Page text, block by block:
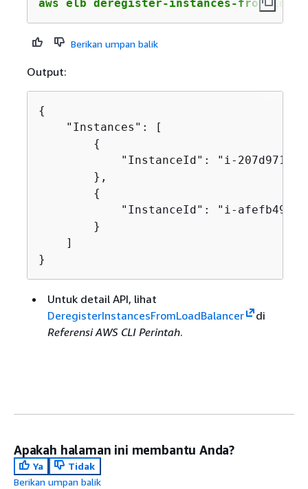
aws elb deregister-instances-from-
Berikan umpan balik
Output:
{
    "Instances": [
{
            "InstanceId": "i-207d9717"
        },
{
            "InstanceId": "i-afefb49b"
        }
    ]
}
Untuk detail API, lihat
DeregisterInstancesFromLoadBalancer
di
Referensi AWS CLI Perintah.
Apakah halaman ini membantu Anda?
Ya
Tidak
Berikan umpan balik